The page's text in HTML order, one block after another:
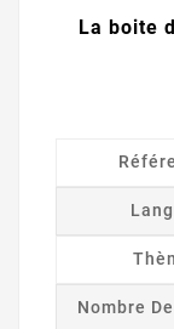
La boite
Nombre